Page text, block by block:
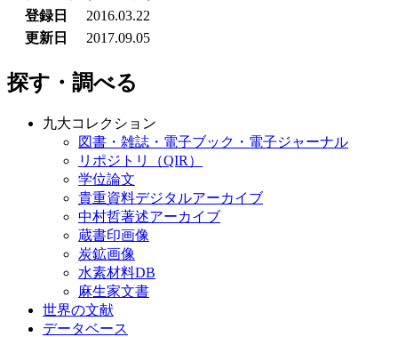
登録日
2016.03.22
更新日
2017.09.05
探す・調べる
九大コレクション
図書・雑誌・電子ブック・電子ジャーナル
リポジトリ（QIR）
学位論文
貴重資料デジタルアーカイブ
中村哲著述アーカイブ
蔵書印画像
炭鉱画像
水素材料DB
麻生家文書
世界の文献
データベース